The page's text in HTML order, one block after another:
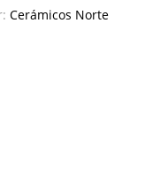
Cerámicos Norte